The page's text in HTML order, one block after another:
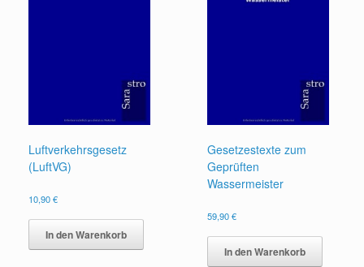
Luftverkehrsgesetz
(LuftVG)
10,90€
In den Warenkorb
Gesetzestexte zum
Geprüften
Wassermeister
59,90€
In den Warenkorb